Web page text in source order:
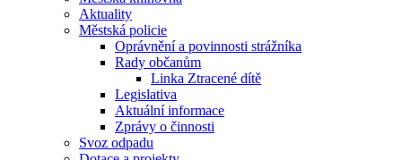
Aktuality
Městská policie
Oprávnění a povinnosti strážníka
Rady občanům
Linka Ztracené dítě
Legislativa
Aktuální informace
Zprávy o činnosti
Svoz odpadu